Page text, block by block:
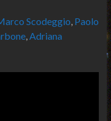
Scodeggio, Paolo
,Adriana